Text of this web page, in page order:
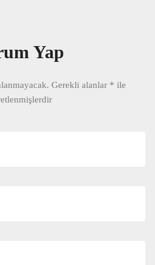
Yap
Gerekli alanlar * ile